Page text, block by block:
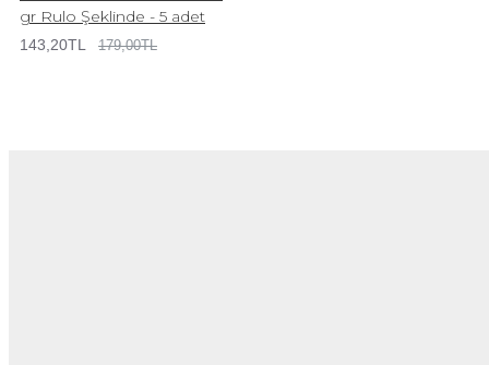
gr Rulo Şeklinde - 5 adet
143,20TL 179,00TL